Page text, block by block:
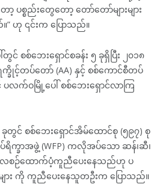
ပစ္စည်းတွေတော့ တော်တော်များများ
” ဟု ၎င်းက ပြောသည်။
စ်ဘေးရှောင်စခန်း ၅ ခုရှိပြီး ၂၀၁၈
ခိုင့်တပ်တော် (AA) နှင့် စစ်ကောင်စီတပ်
ပလက်ဝမြို့ပေါ် စစ်ဘေးရှောင်လာကြ
ခုတွင် စစ်ဘေးရှောင်အိမ်ထောင်စု (၅၉၇) စု
ပ်ရိက္ခာအဖွဲ့ (WFP) ကလိုအပ်သော ဆန်၊ဆီ၊
ကို လစဉ်ထောက်ပံ့ကူညီပေးနေသည်ဟု ပ
ား ကို ကူညီပေးနေသူတဦးက ပြောသည်။